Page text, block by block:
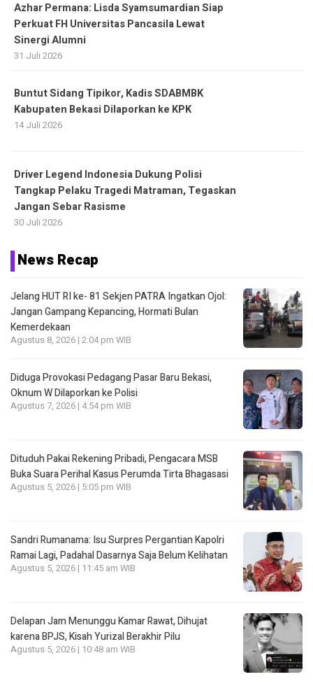
Azhar Permana: Lisda Syamsumardian Siap
Perkuat FH Universitas Pancasila Lewat
Sinergi Alumni
31 Juli 2026
Buntut Sidang Tipikor, Kadis SDABMBK
Kabupaten Bekasi Dilaporkan ke KPK
14 Juli 2026
Driver Legend Indonesia Dukung Polisi
Tangkap Pelaku Tragedi Matraman, Tegaskan
Jangan Sebar Rasisme
30 Juli 2026
News Recap
Jelang HUT RI ke- 81 Sekjen PATRA Ingatkan Ojol:
Jangan Gampang Kepancing, Hormati Bulan
Kemerdekaan
Agustus 8, 2026 | 2:04 pm WIB
Diduga Provokasi Pedagang Pasar Baru Bekasi,
Oknum W Dilaporkan ke Polisi
Agustus 7, 2026 | 4:54 pm WIB
Dituduh Pakai Rekening Pribadi, Pengacara MSB
Buka Suara Perihal Kasus Perumda Tirta Bhagasasi
Agustus 5, 2026 | 5:05 pm WIB
Sandri Rumanama: Isu Surpres Pergantian Kapolri
Ramai Lagi, Padahal Dasarnya Saja Belum Kelihatan
Agustus 5, 2026 | 11:45 am WIB
Delapan Jam Menunggu Kamar Rawat, Dihujat
karena BPJS, Kisah Yurizal Berakhir Pilu
Agustus 5, 2026 | 10:48 am WIB